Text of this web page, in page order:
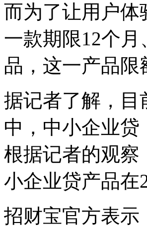
而为了让用户体
一款期限12个
品，这一产品限
据记者了解，目
中，中小企业
根据记者的观察
小企业贷产品在
招财宝官方表示